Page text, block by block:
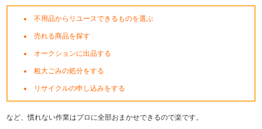
不用品からリユースできるものを選ぶ
売れる商品を探す
オークションに出品する
粗大ごみの処分をする
リサイクルの申し込みをする
など、慣れない作業はプロに全部おまかせできるので楽です。